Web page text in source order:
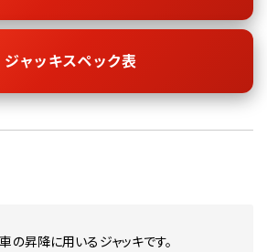
ジャッキスペック表
昇降に用いるジャッキです。